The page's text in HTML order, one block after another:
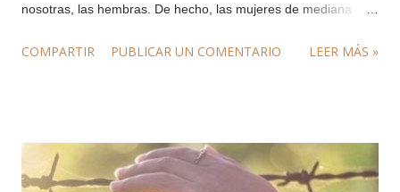
nosotras, las hembras. De hecho, las mujeres de mediana
estrógenos (la hormona femenina por excelencia) deja al
señoras ven cómo su libido continúa bien activo, y hasta un
40%, según algunos estudios, se quejan de practicar menos
COMPARTIR PUBLICAR UN COMENTARIO LEER MÁS »